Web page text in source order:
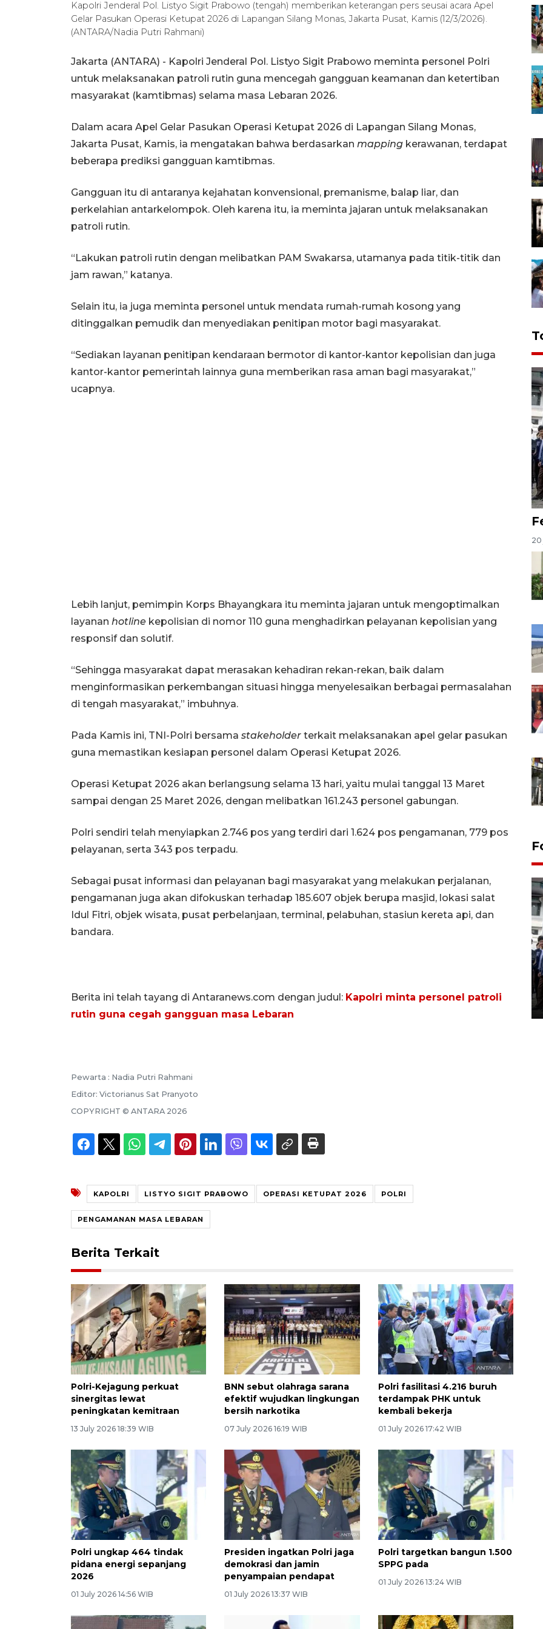
Kapolri Jenderal Pol. Listyo Sigit Prabowo (tengah) memberikan keterangan pers seusai acara Apel
Gelar Pasukan Operasi Ketupat 2026 di Lapangan Silang Monas, Jakarta Pusat, Kamis (12/3/2026).
(ANTARA/Nadia Putri Rahmani)
Jakarta (ANTARA) - Kapolri Jenderal Pol. Listyo Sigit Prabowo meminta personel Polri
untuk melaksanakan patroli rutin guna mencegah gangguan keamanan dan ketertiban
masyarakat (kamtibmas) selama masa Lebaran 2026.
Dalam acara Apel Gelar Pasukan Operasi Ketupat 2026 di Lapangan Silang Monas,
Jakarta Pusat, Kamis, ia mengatakan bahwa berdasarkan mapping kerawanan, terdapat
beberapa prediksi gangguan kamtibmas.
Gangguan itu di antaranya kejahatan konvensional, premanisme, balap liar, dan
perkelahian antarkelompok. Oleh karena itu, ia meminta jajaran untuk melaksanakan
patroli rutin.
“Lakukan patroli rutin dengan melibatkan PAM Swakarsa, utamanya pada titik-titik dan
jam rawan,” katanya.
Selain itu, ia juga meminta personel untuk mendata rumah-rumah kosong yang
ditinggalkan pemudik dan menyediakan penitipan motor bagi masyarakat.
“Sediakan layanan penitipan kendaraan bermotor di kantor-kantor kepolisian dan juga
kantor-kantor pemerintah lainnya guna memberikan rasa aman bagi masyarakat,”
ucapnya.
Lebih lanjut, pemimpin Korps Bhayangkara itu meminta jajaran untuk mengoptimalkan
layanan hotline kepolisian di nomor 110 guna menghadirkan pelayanan kepolisian yang
responsif dan solutif.
“Sehingga masyarakat dapat merasakan kehadiran rekan-rekan, baik dalam
menginformasikan perkembangan situasi hingga menyelesaikan berbagai permasalahan
di tengah masyarakat,” imbuhnya.
Pada Kamis ini, TNI-Polri bersama stakeholder terkait melaksanakan apel gelar pasukan
guna memastikan kesiapan personel dalam Operasi Ketupat 2026.
Operasi Ketupat 2026 akan berlangsung selama 13 hari, yaitu mulai tanggal 13 Maret
sampai dengan 25 Maret 2026, dengan melibatkan 161.243 personel gabungan.
Polri sendiri telah menyiapkan 2.746 pos yang terdiri dari 1.624 pos pengamanan, 779 pos
pelayanan, serta 343 pos terpadu.
Sebagai pusat informasi dan pelayanan bagi masyarakat yang melakukan perjalanan,
pengamanan juga akan difokuskan terhadap 185.607 objek berupa masjid, lokasi salat
Idul Fitri, objek wisata, pusat perbelanjaan, terminal, pelabuhan, stasiun kereta api, dan
bandara.
Berita ini telah tayang di Antaranews.com dengan judul: Kapolri minta personel patroli
rutin guna cegah gangguan masa Lebaran
Pewarta : Nadia Putri Rahmani
Editor: Victorianus Sat Pranyoto
COPYRIGHT © ANTARA 2026
KAPOLRI LISTYO SIGIT PRABOWO OPERASI KETUPAT 2026 POLRI
PENGAMANAN MASA LEBARAN
Berita Terkait
Polri-Kejagung perkuat
sinergitas lewat
peningkatan kemitraan
13 July 2026 18:39 WIB
BNN sebut olahraga sarana
efektif wujudkan lingkungan
bersih narkotika
07 July 2026 16:19 WIB
Polri fasilitasi 4.216 buruh
terdampak PHK untuk
kembali bekerja
01 July 2026 17:42 WIB
Polri ungkap 464 tindak
pidana energi sepanjang
2026
01 July 2026 14:56 WIB
Presiden ingatkan Polri jaga
demokrasi dan jamin
penyampaian pendapat
01 July 2026 13:37 WIB
Polri targetkan bangun 1.500
SPPG pada
01 July 2026 13:24 WIB
20
03 August 2026 17:24 WIB